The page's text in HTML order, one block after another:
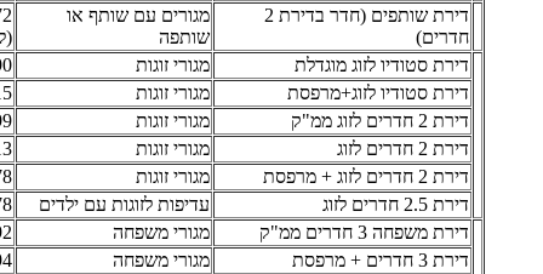
דירת שותפים (חדר בדירת 2
חדרים)
מגורים עם שותף או
שותפה
דירת סטודיו לזוג מוגדלת
מגורי זוגות
₪
דירת סטודיו לזוג+מרפסת
מגורי זוגות
₪
דירת 2 חדרים לזוג ממ"ק
מגורי זוגות
₪
דירת 2 חדרים לזוג
מגורי זוגות
₪
דירת 2 חדרים לזוג + מרפסת
מגורי זוגות
₪
דירת 2.5 חדרים לזוג
עדיפות לזוגות עם ילדים
₪
דירת משפחה 3 חדרים ממ"ק
מגורי משפחה
₪
דירת 3 חדרים + מרפסת
מגורי משפחה
₪